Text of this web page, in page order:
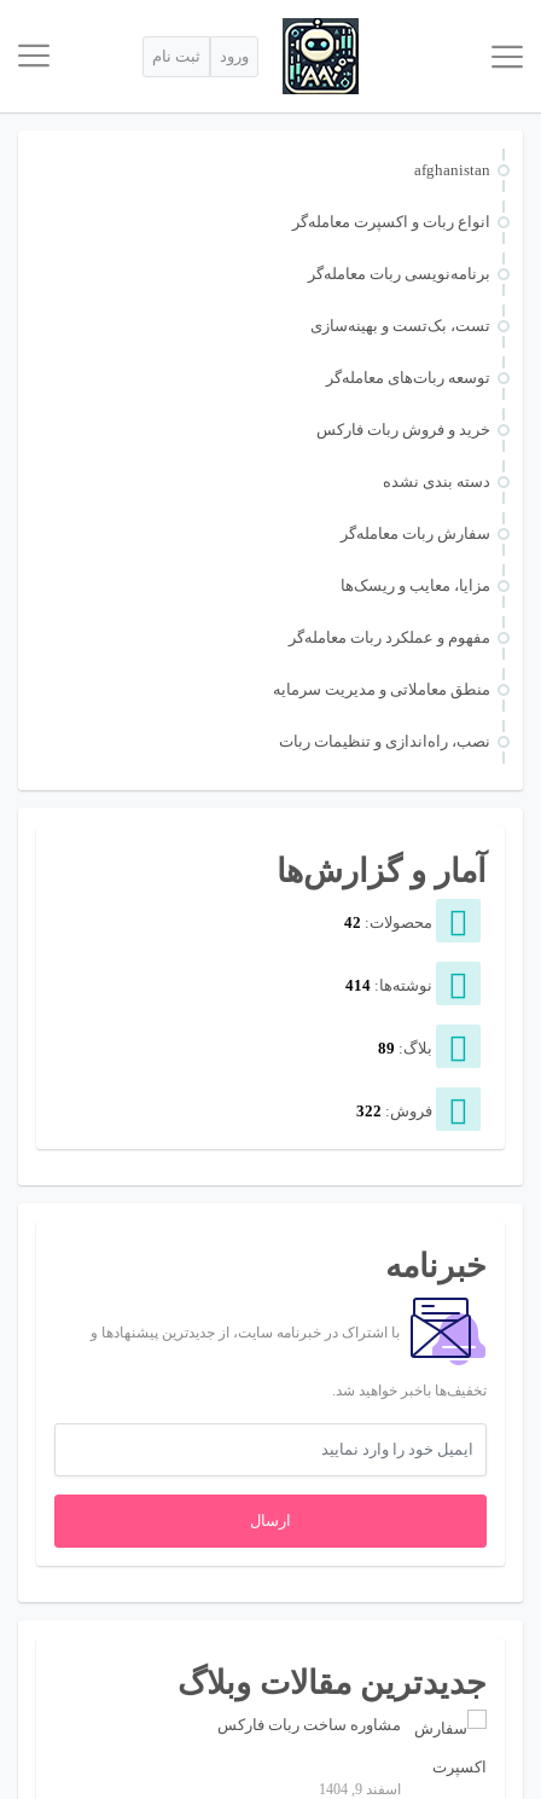
ورود ثبت نام
afghanistan
انواع ربات و اکسپرت معامله‌گر
برنامه‌نویسی ربات معامله‌گر
تست، بک‌تست و بهینه‌سازی
توسعه ربات‌های معامله‌گر
خرید و فروش ربات فارکس
دسته بندی نشده
سفارش ربات معامله‌گر
مزایا، معایب و ریسک‌ها
مفهوم و عملکرد ربات معامله‌گر
منطق معاملاتی و مدیریت سرمایه
نصب، راه‌اندازی و تنظیمات ربات
آمار و گزارش‌ها
محصولات: 42
نوشته‌ها: 414
بلاگ: 89
فروش: 322
خبرنامه
با اشتراک در خبرنامه سایت، از جدیدترین پیشنهادها و
تخفیف‌ها باخبر خواهید شد.
ارسال
جدیدترین مقالات وبلاگ
مشاوره ساخت ربات فارکس
اسفند 9, 1404